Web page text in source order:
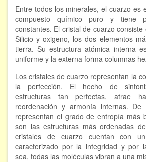
Sincroinducción. Entrenamiento mental
Hipnosis clínica
Hipnosis proyectiva
Hipnosis regresiva
Bioenergía. Sanación energética
Relajación y autoprotección
DESCARGAS
Entre todos los minerales, el cuarzo es
compuesto químico puro y tiene
constantes. El cristal de cuarzo
Silicio y oxigeno, los dos elementos
tierra. Su estructura atómica interna
uniforme y la externa forma columnas
Los cristales de cuarzo representan la
la perfección. El hecho de
estructuras tan perfectas, atrae
reordenación y armonía internas. De
representan el grado de entropía más
son las estructuras más ordenadas
cristales de cuarzo cuentan con
caracterizado por la integridad y por
sea, todas las moléculas vibran a una